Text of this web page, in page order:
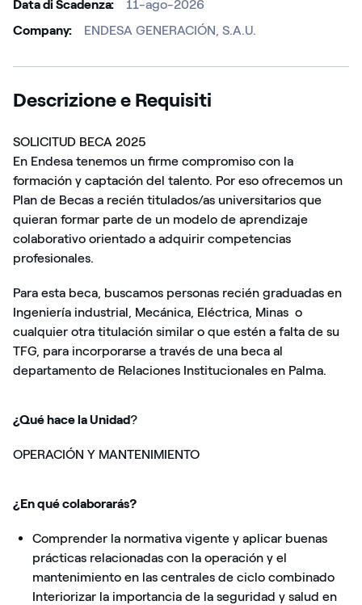
Data di Scadenza
11-ago-2026
Company
ENDESA GENERACIÓN, S.A.U.
Descrizione e Requisiti
SOLICITUD BECA 2025
En Endesa tenemos un firme compromiso con la
formación y captación del talento. Por eso ofrecemos un
Plan de Becas a recién titulados/as universitarios que
quieran formar parte de un modelo de aprendizaje
colaborativo orientado a adquirir competencias
profesionales.
Para esta beca, buscamos personas recién graduadas en
Ingeniería industrial, Mecánica, Eléctrica, Minas o
cualquier otra titulación similar o que estén a falta de su
TFG, para incorporarse a través de una beca al
departamento de Relaciones Institucionales en Palma.
¿Qué hace la Unidad?
OPERACIÓN Y MANTENIMIENTO
¿En qué colaborarás?
Comprender la normativa vigente y aplicar buenas
prácticas relacionadas con la operación y el
mantenimiento en las centrales de ciclo combinado
Interiorizar la importancia de la seguridad y salud en